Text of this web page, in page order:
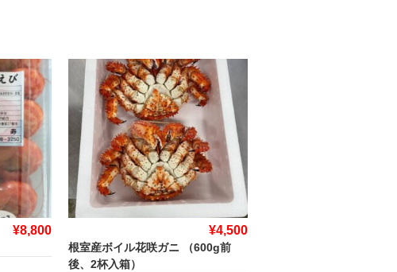
¥8,800 ¥4,500
根室産ボイル花咲ガニ （600g前
後、2杯入箱）